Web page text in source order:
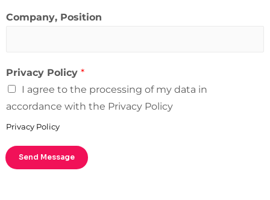
Company, Position
Privacy Policy *
I agree to the processing of my data in
accordance with the Privacy Policy
Privacy Policy
Send Message